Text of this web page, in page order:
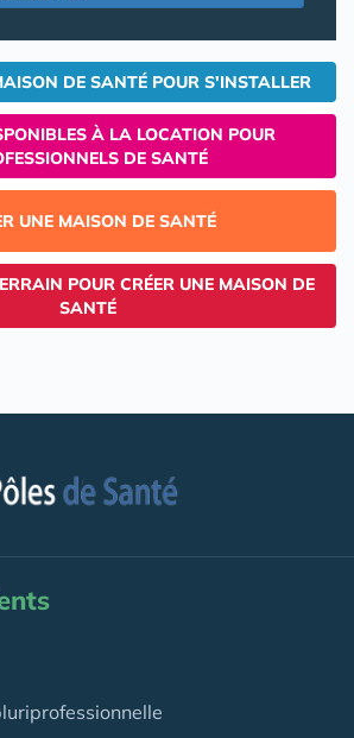
DE SANTÉ POUR S'INSTALLER
À LA LOCATION POUR
DE SANTÉ
UNE MAISON DE SANTÉ
POUR CRÉER UNE MAISON DE
SANTÉ